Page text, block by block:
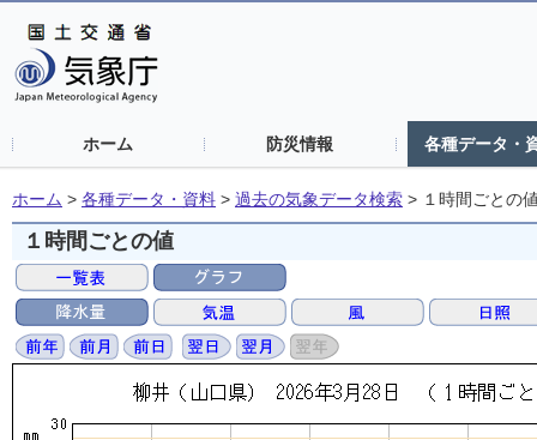
ホーム 防災情報 各種データ・
ホーム > 各種データ・資料 > 過去の気象データ検索 > １時間ごとの
１時間ごとの値